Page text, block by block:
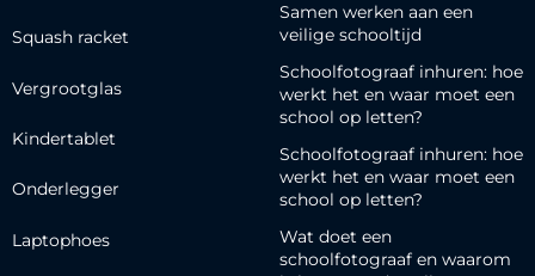
Squash racket
Vergrootglas
Kindertablet
Onderlegger
Laptophoes
Samen werken aan een
veilige schooltijd
Schoolfotograaf inhuren: hoe
werkt het en waar moet een
school op letten?
Schoolfotograaf inhuren: hoe
werkt het en waar moet een
school op letten?
Wat doet een
schoolfotograaf en waarom